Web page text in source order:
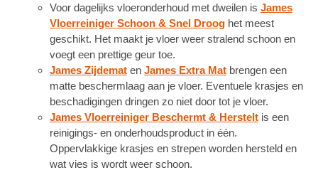
Voor dagelijks vloeronderhoud met dweilen is James
Vloerreiniger Schoon & Snel Droog het meest
geschikt. Het maakt je vloer weer stralend schoon en
voegt een prettige geur toe.
James Zijdemat en James Extra Mat brengen een
matte beschermlaag aan je vloer. Eventuele krasjes en
beschadigingen dringen zo niet door tot je vloer.
James Vloerreiniger Beschermt & Herstelt is een
reinigings- en onderhoudsproduct in één.
Oppervlakkige krasjes en strepen worden hersteld en
wat vies is wordt weer schoon.